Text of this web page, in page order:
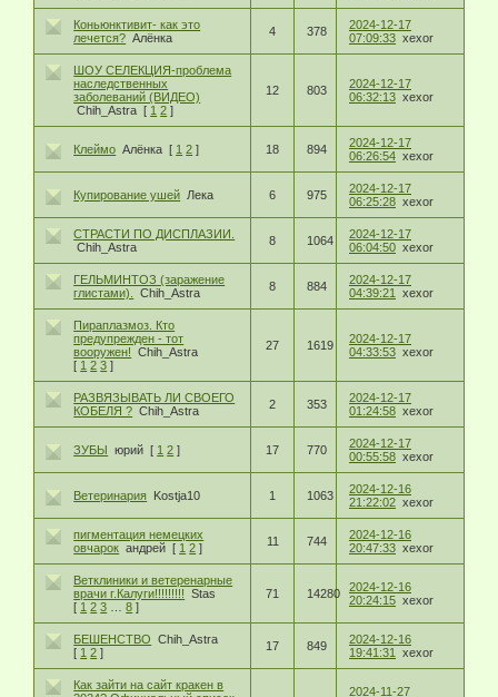
Коньюнктивит- как это
лечется? Алёнка 4 378
2024-12-17
07:09:33 xexor
ШОУ СЕЛЕКЦИЯ-проблема
наследственных
заболеваний (ВИДЕО)
Chih_Astra [ 1 2 ]
12 803
2024-12-17
06:32:13 xexor
Клеймо Алёнка [ 1 2 ] 18 894
2024-12-17
06:26:54 xexor
Купирование ушей Лека 6 975
2024-12-17
06:25:28 xexor
СТРАСТИ ПО ДИСПЛАЗИИ.
Chih_Astra
8 1064
2024-12-17
06:04:50 xexor
ГЕЛЬМИНТОЗ (заражение
глистами).
Chih_Astra 8 884
2024-12-17
04:39:21
xexor
Пираплазмоз. Кто
предупрежден - тот
вооружен!
Chih_Astra
[ 1 2 3 ]
27 1619
2024-12-17
04:33:53 xexor
РАЗВЯЗЫВАТЬ ЛИ СВОЕГО
КОБЕЛЯ ? Chih_Astra 2 353
2024-12-17
01:24:58 xexor
ЗУБЫ юрий [ 1 2 ] 17 770
2024-12-17
00:55:58 xexor
Ветеринария Kostja10 1 1063
2024-12-16
21:22:02 xexor
пигментация немецких
овчарок андрей [ 1 2 ] 11 744
2024-12-16
20:47:33 xexor
Ветклиники и ветеренарные
врачи г.Калуги!!!!!!!!!
Stas
[ 1 2 3 8 ]
71 14280
2024-12-16
20:24:15 xexor
БЕШЕНСТВО
Chih_Astra
[ 1 2 ] 17 849
2024-12-16
19:41:31
xexor
Как зайти на сайт кракен в
2024-11-27